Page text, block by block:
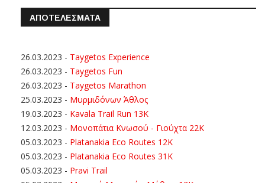
ΑΠΟΤΕΛΕΣΜΑΤΑ
26.03.2023 - Taygetos Experience
26.03.2023 - Taygetos Fun
26.03.2023 - Taygetos Marathon
25.03.2023 - Μυρμιδόνων Άθλος
19.03.2023 - Kavala Trail Run 13K
12.03.2023 - Μονοπάτια Κνωσού - Γιούχτα 22Κ
05.03.2023 - Platanakia Eco Routes 12K
05.03.2023 - Platanakia Eco Routes 31K
05.03.2023 - Pravi Trail